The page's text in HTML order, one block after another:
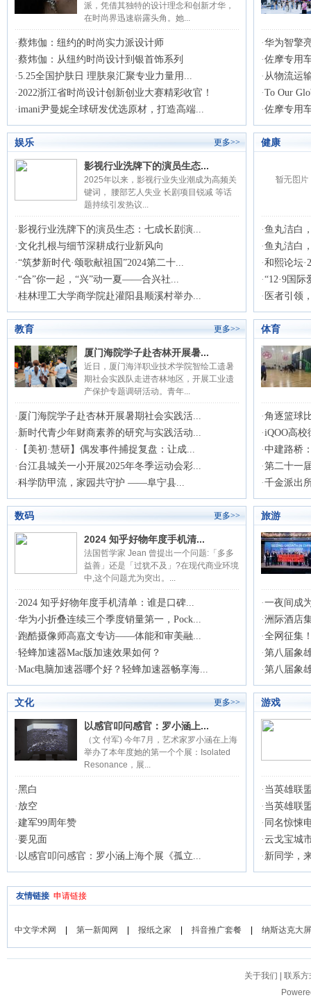
派，凭借其独特的设计理念和创新才华，
在时尚界迅速崭露头角。她...
·蔡炜伽：纽约的时尚实力派设计师
·蔡炜伽：从纽约时尚设计到银首饰系列
·5.25全国护肤日 理肤泉汇聚专业力量用...
·2022浙江省时尚设计创新创业大赛精彩收官！
·imani尹曼妮全球研发优选原材，打造高端...
·华为智擎
·佐摩专用
· 从物流运
·To Our
·佐摩专用
娱乐 更多>>
影视行业洗牌下的演员生态...
2025年以来，影视行业失业潮成为高频关
键词， 腰部艺人失业 长剧项目锐减 等话
题持续引发热议...
·影视行业洗牌下的演员生态：七成长剧演...
·文化扎根与细节深耕成行业新风向
·“筑梦新时代·颂歌献祖国”2024第二十...
·“合”你一起，“兴”动一夏——合兴社...
·桂林理工大学商学院赴灌阳县顺溪村举办...
健康
·鱼丸洁白
·鱼丸洁白
·和熙论坛
·“12·9国
· 医者引领
教育 更多>>
厦门海院学子赴杏林开展暑...
近日，厦门海洋职业技术学院智绘工遗暑
期社会实践队走进杏林地区，开展工业遗
产保护专题调研活动。青年...
· 厦门海院学子赴杏林开展暑期社会实践活...
· 新时代青少年财商素养的研究与实践活动...
·
【美初·慧研】偶发事件捕捉复盘：让成...
· 台江县城关一小开展2025年冬季运动会彩...
·科学防甲流，家园共守护 ——阜宁县...
体育
·角逐篮球
·iQOO高校
·中建路桥
·第二十一
·千金派出
数码 更多>>
2024 知乎好物年度手机清...
法国哲学家 Jean 曾提出一个问题:「多多
益善」还是「过犹不及」?在现代商业环境
中,这个问题尤为突出。...
·2024 知乎好物年度手机清单：谁是口碑...
·华为小折叠连续三个季度销量第一，Pock...
· 跑酷摄像师高嘉文专访——体能和审美融...
·轻蜂加速器Mac版加速效果如何？
·Mac电脑加速器哪个好？轻蜂加速器畅享海...
旅游
·一夜间成
·洲际酒店
·全网征集
·第八届象
·第八届象
文化 更多>>
以感官叩问感官：罗小涵上...
（文 付军) 今年7月，艺术家罗小涵在上海
举办了本年度她的第一个个展：Isolated
Resonance，展...
·黑白
· 放空
·建军99周年赞
·要见面
· 以感官叩问感官：罗小涵上海个展《孤立...
游戏
· 当英雄联
· 当英雄联
· 同名惊悚
·云戈宝城
· 新同学，
友情链接 申请链接
中文学术网 第一新闻网 报纸之家 抖音推广套餐 纳斯达克大
关于我们
联系方